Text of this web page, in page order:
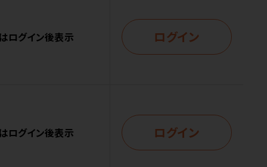
ログイン後表示 ログイン
ログイン後表示 ログイン